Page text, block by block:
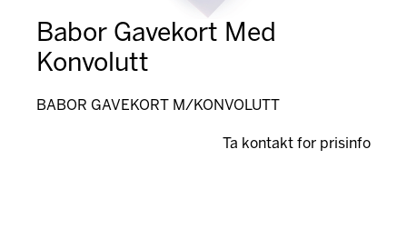
Babor Gavekort Med
Konvolutt
BABOR GAVEKORT M/KONVOLUTT
Ta kontakt for prisinfo